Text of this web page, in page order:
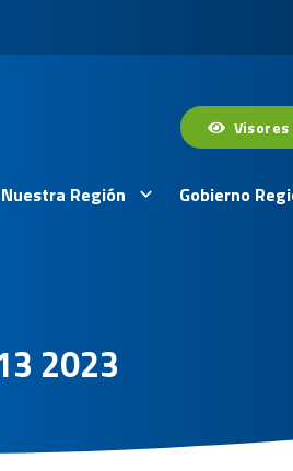
Visores
Nuestra Región Gobierno
2023